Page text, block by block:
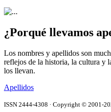
¿Porqué llevamos
Los nombres y apellidos son
reflejos de la historia, la cultura y
los llevan.
Apellidos
ISSN 2444-4308 · Copyright © 2001-